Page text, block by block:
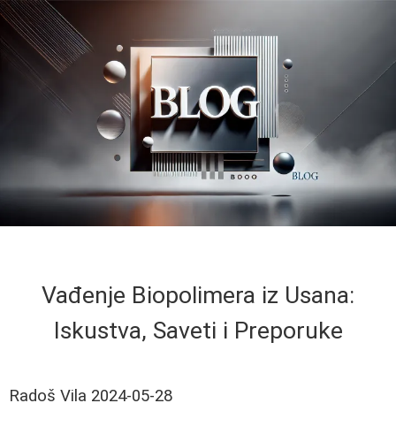
Vađenje Biopolimera iz Usana:
Iskustva, Saveti i Preporuke
Radoš Vila 2024-05-28